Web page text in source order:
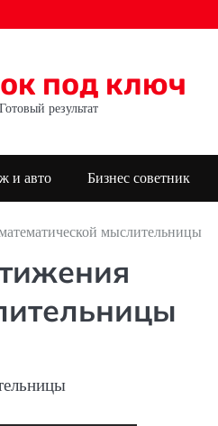
под ключ
Готовый результат
и авто Бизнес советник
мыслительницы